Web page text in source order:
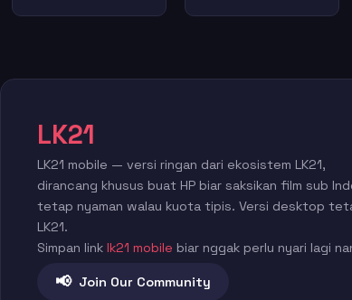
LK21
LK21 mobile — versi ringan dari ekosistem LK21,
dirancang khusus buat HP biar saksikan film sub
tetap nyaman walau kuota tipis. Versi desktop
LK21.
Simpan link lk21 mobile biar nggak perlu nyari lagi
📢 Join Our Community